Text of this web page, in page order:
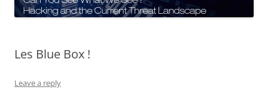
Les Blue Box !
Leave a reply